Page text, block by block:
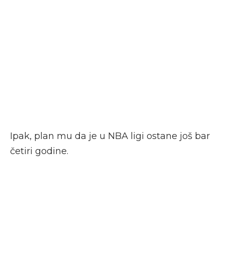
Ipak, plan mu da je u NBA ligi ostane još bar
četiri godine.